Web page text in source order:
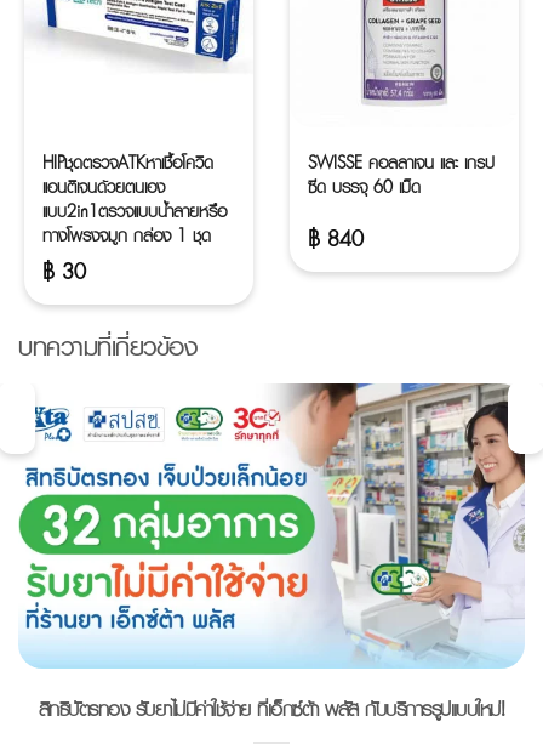
HIPชุดตรวจATKหาเชื้อโควิด
แอนติเจนด้วยตนเอง
แบบ2in1ตรวจแบบน้ำลายหรือ
ทางโพรงจมูก กล่อง 1 ชุด
฿ 30
SWISSE คอลลาเจน และ เกรป
ซีด บรรจุ 60 เม็ด
฿ 840
บทความที่เกี่ยวข้อง
สิทธิบัตรทอง รับยาไม่มีค่าใช้จ่าย ที่เอ็กซ์ต้า พลัส กับบริการรูปแบบใหม่!